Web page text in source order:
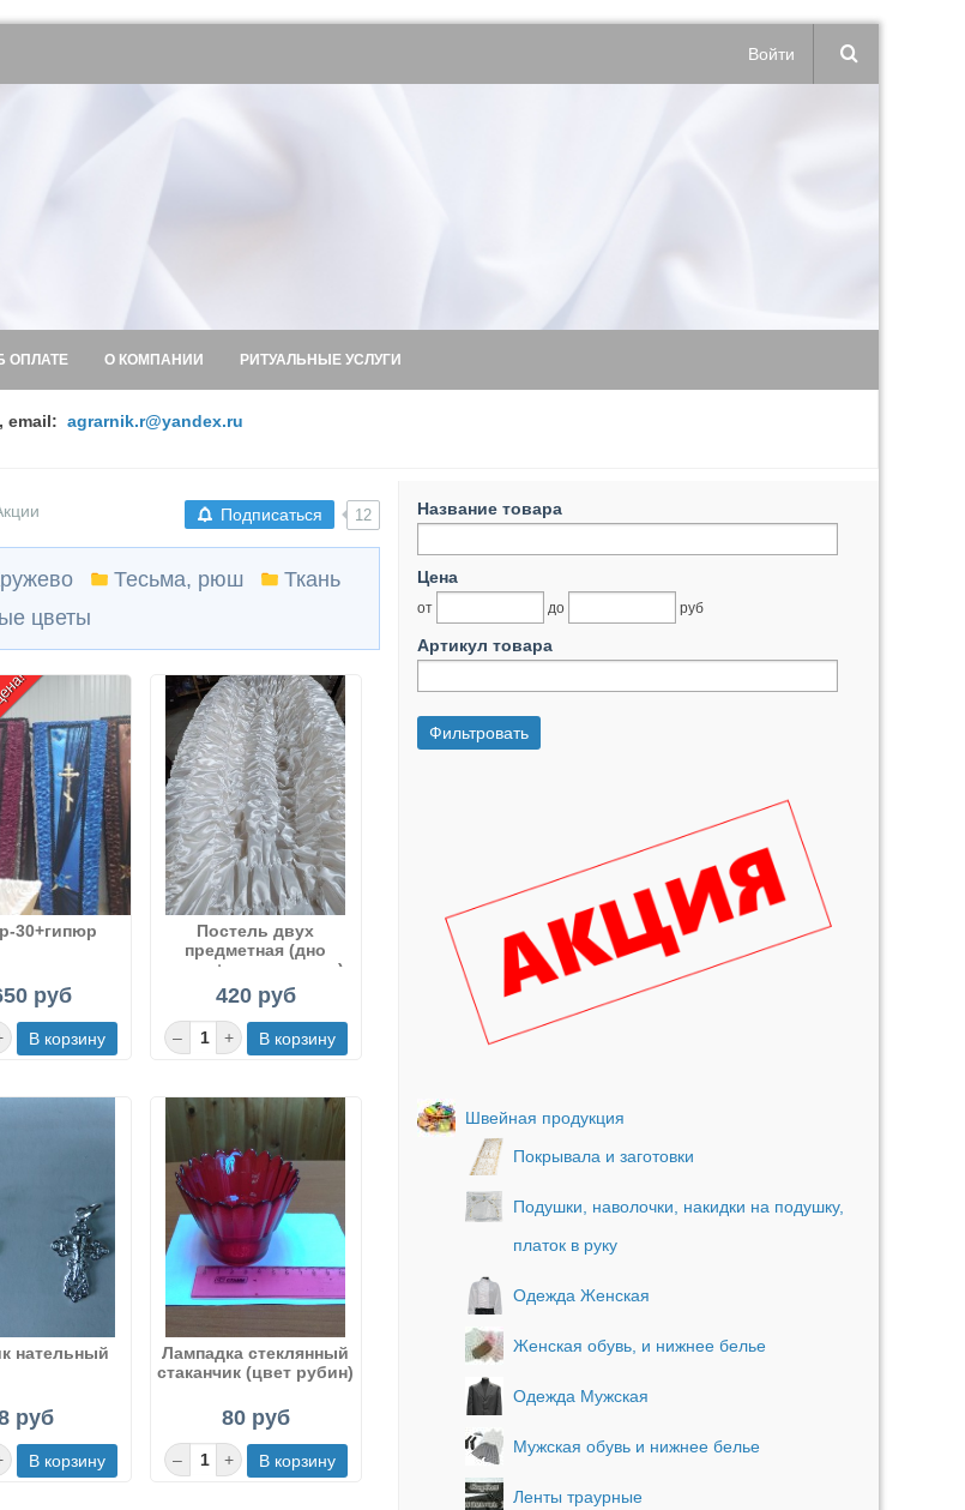
Войти
ОПЛАТЕ О КОМПАНИИ РИТУАЛЬНЫЕ УСЛУГИ
, email: agrarnik.r@yandex.ru
Подписаться 12
Тесьма, рюш
Ткань
цветы
30+гипюр
руб
Постель двух
предметная (дно
атлас+крышка шелк)
420 руб
нательный
руб
Лампадка стеклянный
стаканчик (цвет рубин)
80 руб
Название товара
Цена
от до руб
Артикул товара
Швейная продукция
Покрывала и заготовки
Подушки, наволочки, накидки на подушку,
платок в руку
Одежда Женская
Женская обувь, и нижнее белье
Одежда Мужская
Мужская обувь и нижнее белье
Ленты траурные